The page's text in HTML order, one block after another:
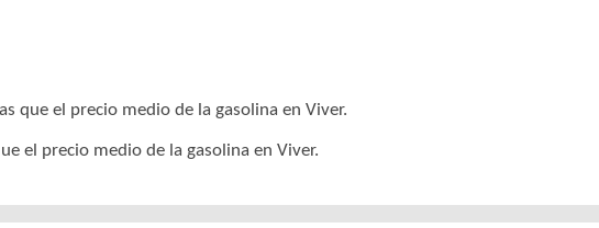
que el precio medio de la gasolina en Viver.
el precio medio de la gasolina en Viver.